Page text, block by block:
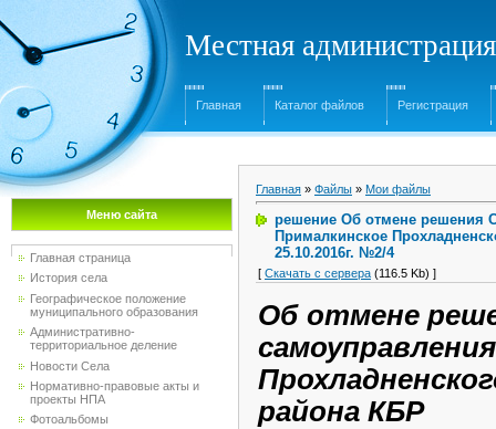
Местная
Главная Каталог файлов Регистрация
Меню сайта
Главная страница
История села
Географическое положение
муниципального образования
Административно-
территориальное деление
Новости Села
Нормативно-правовые акты и
проекты НПА
Фотоальбомы
Главная » Файлы » Мои файлы
решение Об отмене решения
Прималкинское
25.10.2016г. №2/4
[ Скачать с сервера (116.5 Kb) ]
Об отмене
района КБР